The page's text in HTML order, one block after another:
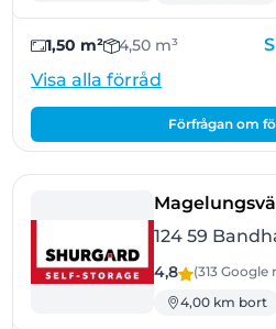
1,50 m² 4,50 m³
Visa alla förråd
Förfrågan om
124 59
4,8 (313 Google
4,00 km bort